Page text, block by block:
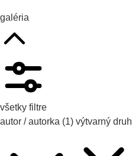
galéria
všetky filtre
autor / autorka (1) výtvarný druh